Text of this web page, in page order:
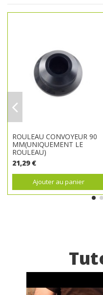
ROULEAU CONVOYEUR 90
MM(UNIQUEMENT LE
ROULEAU)
21,29 €
Ajouter au panier